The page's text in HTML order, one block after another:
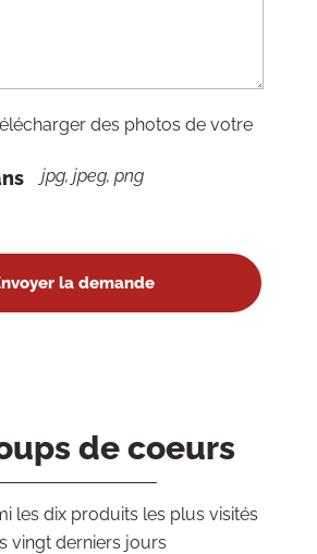
des photos de votre
jpg, jpeg, png
de coeurs
les dix produits les plus visités
vingt derniers jours